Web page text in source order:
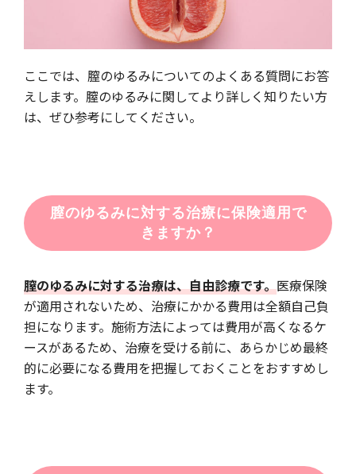
ここでは、膣のゆるみについてのよくある質問にお答
えします。膣のゆるみに関してより詳しく知りたい方
は、ぜひ参考にしてください。
膣のゆるみに対する治療に保険適用で
きますか？
膣のゆるみに対する治療は、自由診療です。医療保険
が適用されないため、治療にかかる費用は全額自己負
担になります。施術方法によっては費用が高くなるケ
ースがあるため、治療を受ける前に、あらかじめ最終
的に必要になる費用を把握しておくことをおすすめし
ます。